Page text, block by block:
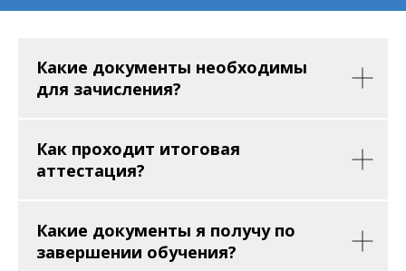
Какие документы необходимы
для зачисления?
Как проходит итоговая
аттестация?
Какие документы я получу по
завершении обучения?